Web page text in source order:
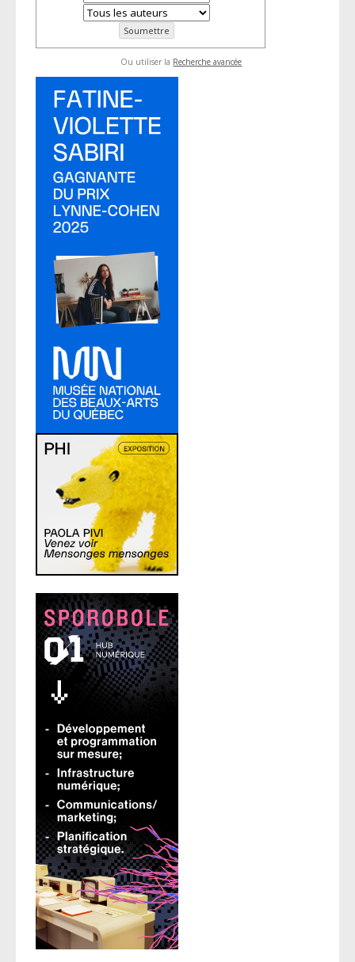
Ou utiliser la Recherche avancée